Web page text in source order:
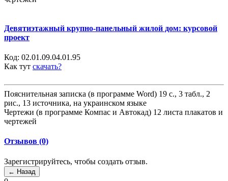
Девятиэтажный крупно-панельный жилой дом: курсовой
проект
Код: 02.01.09.04.01.95
Как тут скачать?
Пояснительная записка (в программе Word) 19 с., 3 табл., 2
рис., 13 источника, на украинском языке
Чертежи (в программе Компас и Автокад) 12 листа плакатов и
чертежей
Отзывов (0)
Зарегистрируйтесь, чтобы создать отзыв.